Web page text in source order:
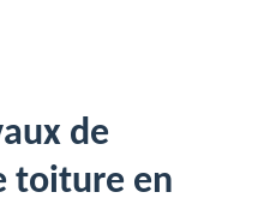
de
toiture en